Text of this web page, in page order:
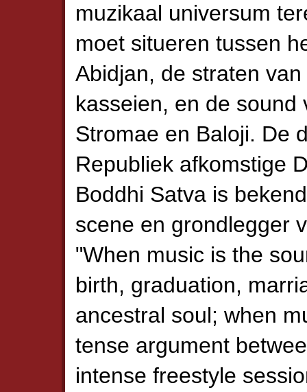
muzikaal universum
moet situeren tussen
Abidjan, de straten
kasseien, en de
Stromae en Baloji. De
Republiek afkomstige
Boddhi Satva is
scene en grondlegger
"When music is the
birth, graduation,
ancestral soul; when
tense argument
intense freestyle